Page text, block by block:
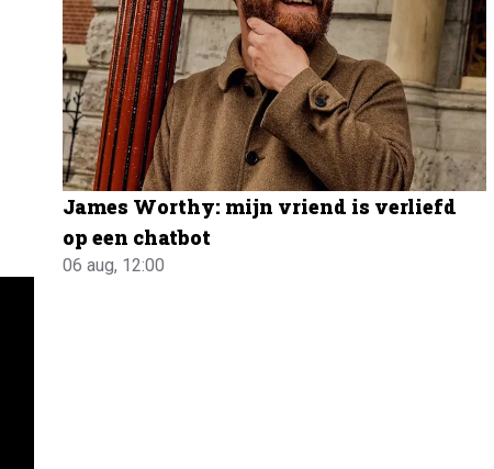
James Worthy: mijn vriend is verliefd
op een chatbot
06 aug, 12:00